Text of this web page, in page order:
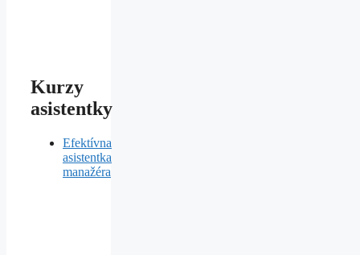
Kurzy
asistentky
Efektívna
asistentka
manažéra